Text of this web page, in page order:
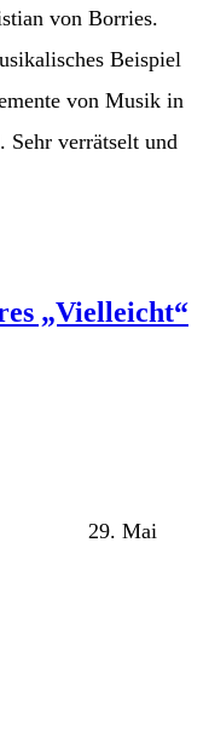
von Borries.
Beispiel
von Musik in
Sehr verrätselt und
„Vielleicht“
29. Mai